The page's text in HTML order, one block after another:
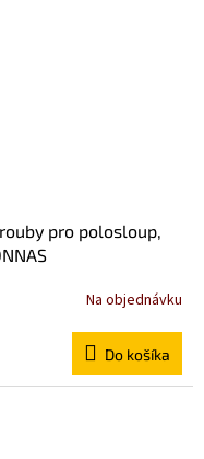
pro polosloup,
Na objednávku
Do košíka